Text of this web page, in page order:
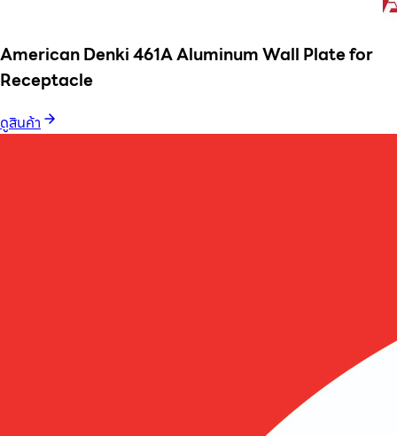
American Denki 461A Aluminum Wall Plate for
Receptacle
ดูสินค้า